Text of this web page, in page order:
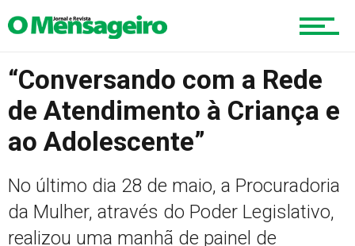
Turismo
Cidade
“Conversando com a Rede
de Atendimento à Criança e
ao Adolescente”
No último dia 28 de maio, a Procuradoria
da Mulher, através do Poder Legislativo,
realizou uma manhã de painel de